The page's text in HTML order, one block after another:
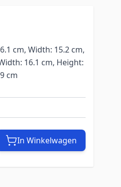
cm, Width: 15.2 cm,
16.1 cm, Height:
cm
In Winkelwagen